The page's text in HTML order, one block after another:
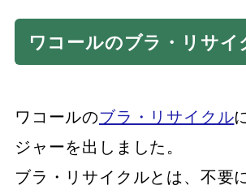
ワコールのブラ・リサイ
ワコールのブラ・リサイクル
ジャーを出しました。
ブラ・リサイクルとは、不要